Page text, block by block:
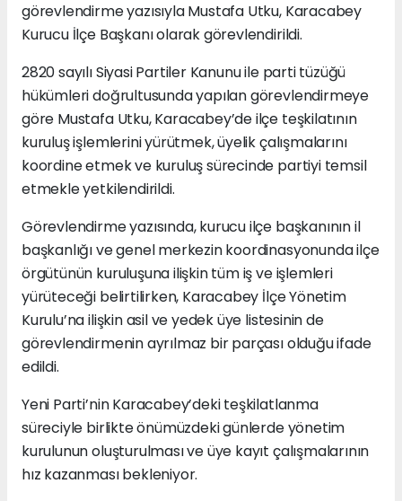
görevlendirme yazısıyla Mustafa Utku, Karacabey
Kurucu İlçe Başkanı olarak görevlendirildi.
2820 sayılı Siyasi Partiler Kanunu ile parti tüzüğü
hükümleri doğrultusunda yapılan görevlendirmeye
göre Mustafa Utku, Karacabey’de ilçe teşkilatının
kuruluş işlemlerini yürütmek, üyelik çalışmalarını
koordine etmek ve kuruluş sürecinde partiyi temsil
etmekle yetkilendirildi.
Görevlendirme yazısında, kurucu ilçe başkanının il
başkanlığı ve genel merkezin koordinasyonunda ilçe
örgütünün kuruluşuna ilişkin tüm iş ve işlemleri
yürüteceği belirtilirken, Karacabey İlçe Yönetim
Kurulu’na ilişkin asil ve yedek üye listesinin de
görevlendirmenin ayrılmaz bir parçası olduğu ifade
edildi.
Yeni Parti’nin Karacabey’deki teşkilatlanma
süreciyle birlikte önümüzdeki günlerde yönetim
kurulunun oluşturulması ve üye kayıt çalışmalarının
hız kazanması bekleniyor.